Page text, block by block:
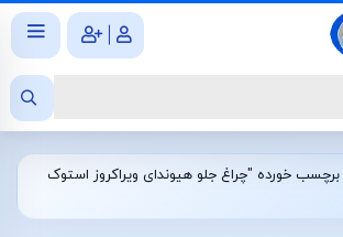
|
خورده "چراغ جلو هیوندای ویراکروز استوک